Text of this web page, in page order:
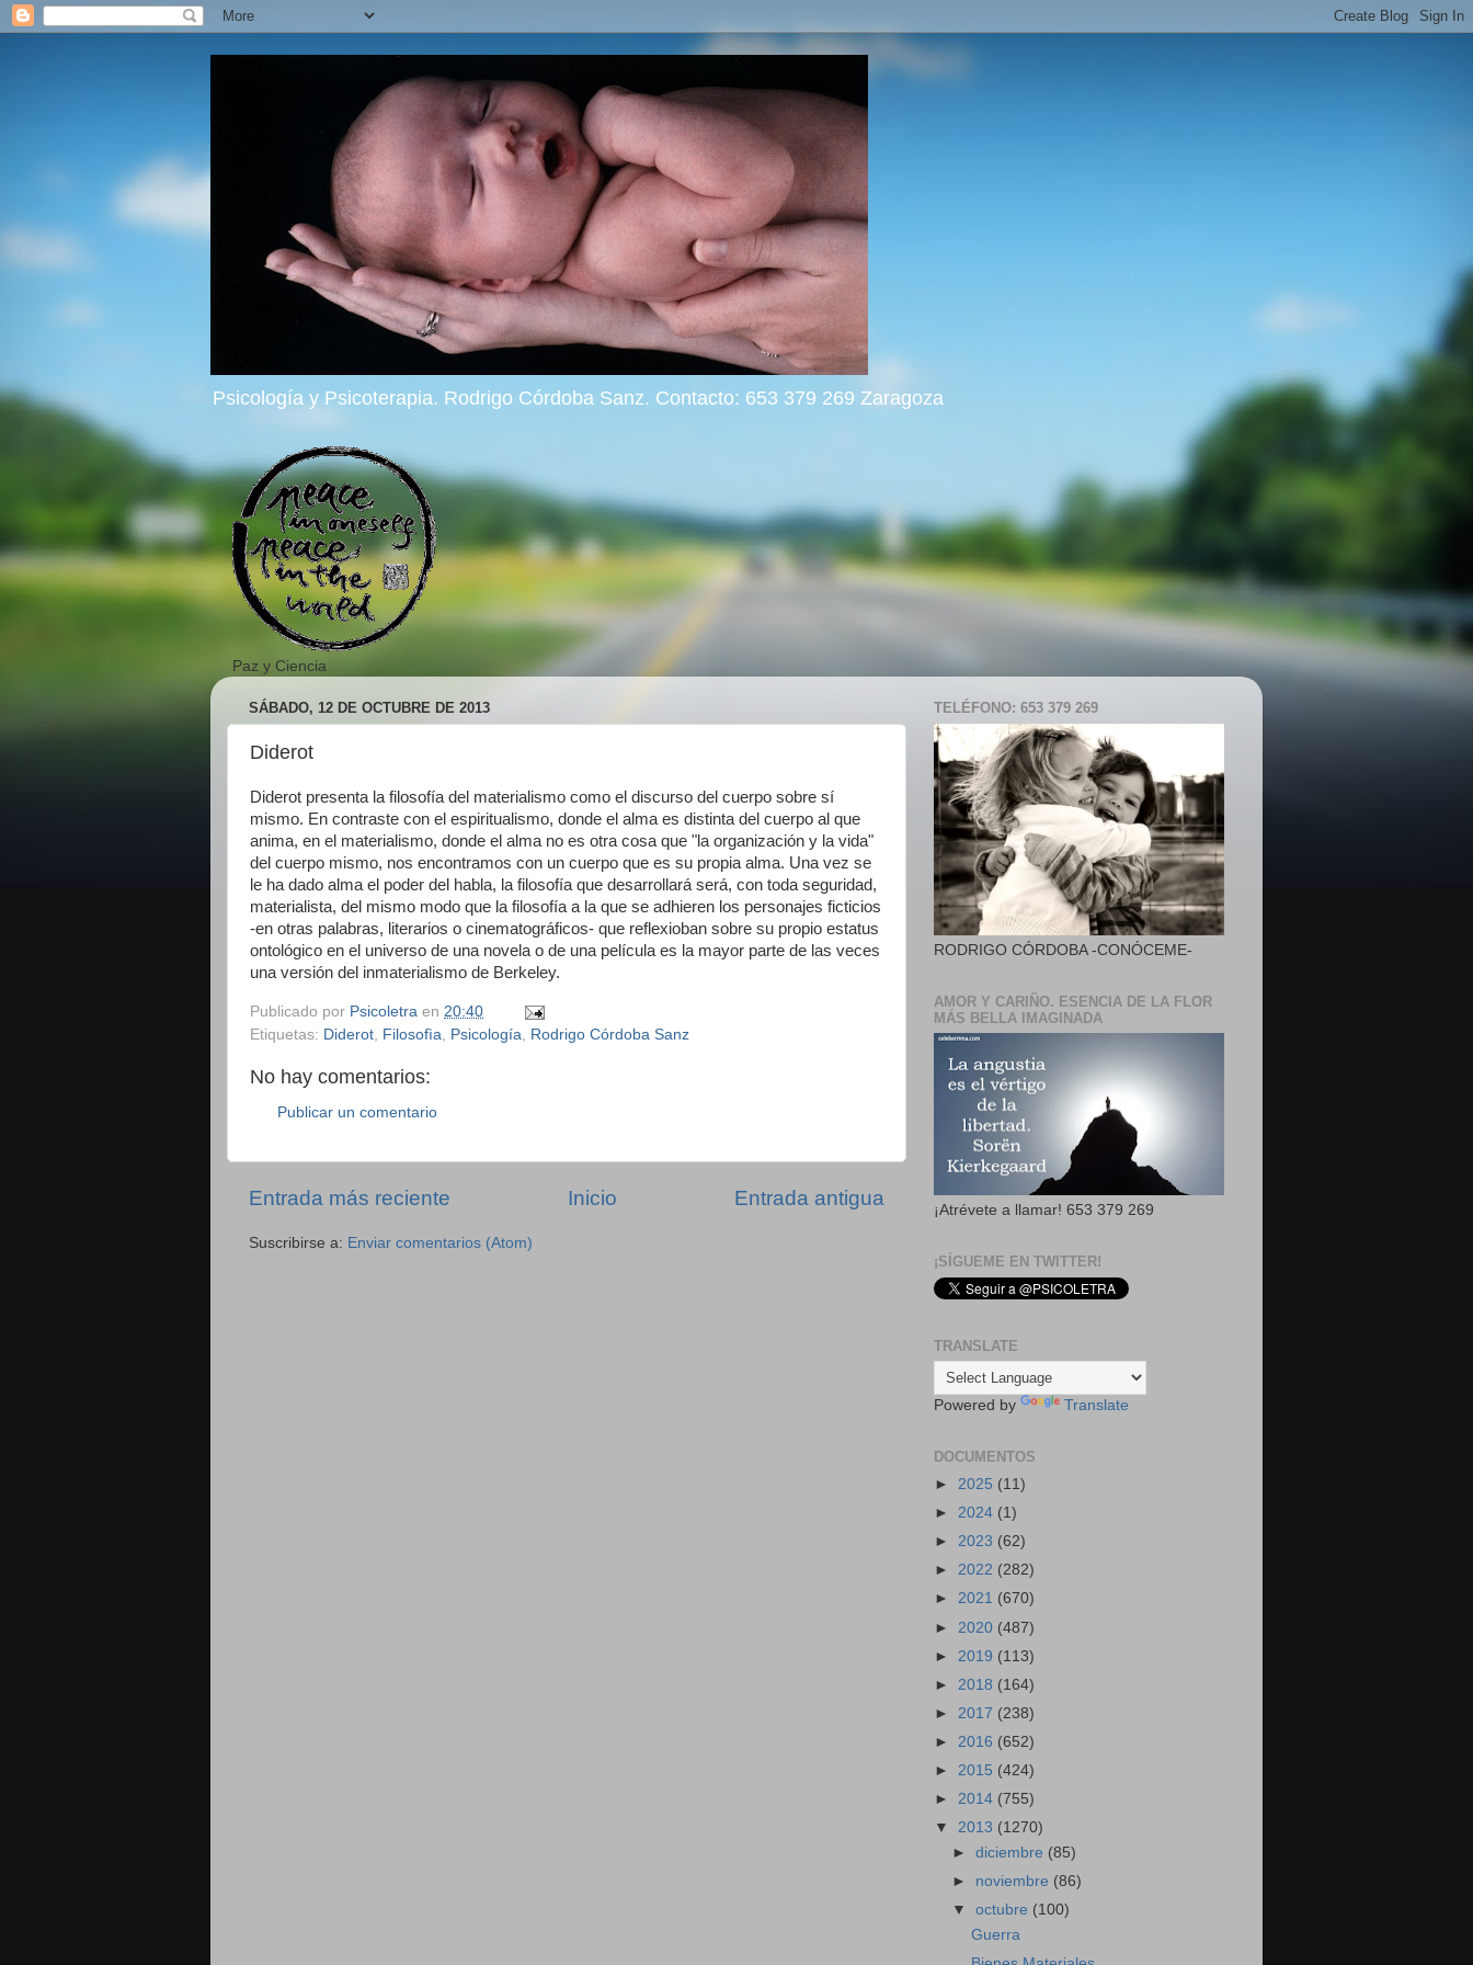
Psicología y Psicoterapia. Rodrigo Córdoba Sanz. Contacto: 653 379 269 Zaragoza
Paz y Ciencia
SÁBADO, 12 DE OCTUBRE DE 2013
Diderot
Diderot presenta la filosofía del materialismo como el discurso del cuerpo sobre sí
mismo. En contraste con el espiritualismo, donde el alma es distinta del cuerpo al que
anima, en el materialismo, donde el alma no es otra cosa que "la organización y la vida"
del cuerpo mismo, nos encontramos con un cuerpo que es su propia alma. Una vez se
le ha dado alma el poder del habla, la filosofía que desarrollará será, con toda seguridad,
materialista, del mismo modo que la filosofía a la que se adhieren los personajes ficticios
-en otras palabras, literarios o cinematográficos- que reflexioban sobre su propio estatus
ontológico en el universo de una novela o de una película es la mayor parte de las veces
una versión del inmaterialismo de Berkeley.
Publicado por Psicoletra en 20:40
Etiquetas: Diderot Filosofìa Psicología Rodrigo Córdoba Sanz
No hay comentarios:
Publicar un comentario
Entrada más reciente Entrada antigua
Inicio
Suscribirse a: Enviar comentarios (Atom)
TELÉFONO: 653 379 269
RODRIGO CÓRDOBA -CONÓCEME-
AMOR Y CARIÑO. ESENCIA DE LA FLOR
MÁS BELLA IMAGINADA
¡Atrévete a llamar! 653 379 269
¡SÍGUEME EN TWITTER!
TRANSLATE
Powered by Translate
DOCUMENTOS
► 2025 (11)
► 2024 (1)
► 2023 (62)
► 2022 (282)
► 2021 (670)
► 2020 (487)
► 2019 (113)
► 2018 (164)
► 2017 (238)
► 2016 (652)
► 2015 (424)
► 2014 (755)
▼ 2013 (1270)
►diciembre (85)
► noviembre (86)
▼octubre (100)
Guerra